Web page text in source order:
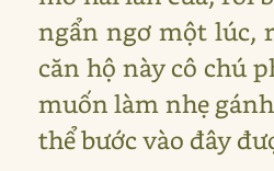
ngẩn ngơ một lúc,
căn hộ này cô chú
muốn làm nhẹ
thể bước vào đây